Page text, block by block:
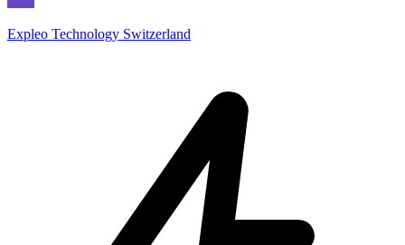
Expleo Technology Switzerland